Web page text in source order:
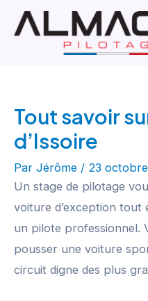
Aller
Tout savoir
d’Issoire
Par Jérôme / 23
Un stage de pilotage
voiture d’exception
un pilote professionnel.
pousser une voiture
circuit digne des plus
Navigation
de